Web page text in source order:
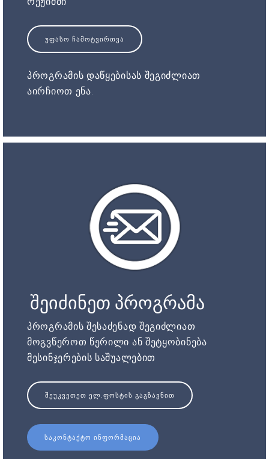
ᲣᲤᲐᲡᲝ ᲩᲐᲛᲝᲢᲕᲘᲠᲗᲕᲐ
პროგრამის დაწყებისას შეგიძლიათ
აირჩიოთ ენა.
შეიძინეთ პროგრამა
პროგრამის შესაძენად შეგიძლიათ
მოგვწეროთ წერილი ან შეტყობინება
მესინჯერების საშუალებით
ᲨᲔᲣᲙᲕᲔᲗᲔᲗ ᲔᲚ.ᲤᲝᲡᲢᲘᲡ ᲒᲐᲒᲖᲐᲕᲜᲘᲗ
ᲡᲐᲙᲝᲜᲢᲐᲥᲢᲝ ᲘᲜᲤᲝᲠᲛᲐᲪᲘᲐ